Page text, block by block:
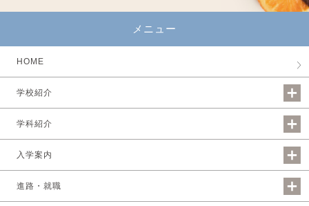
メニュー
HOME
学校紹介
学科紹介
入学案内
進路・就職